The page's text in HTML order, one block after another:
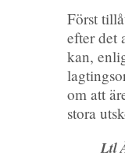
Först
efter det
kan,
om att
stora
Ltl